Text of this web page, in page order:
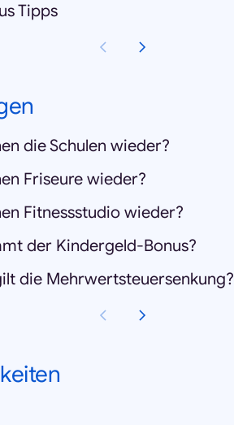
Tipps
die Schulen wieder?
Friseure wieder?
Fitnessstudio wieder?
der Kindergeld-Bonus?
die Mehrwertsteuersenkung?